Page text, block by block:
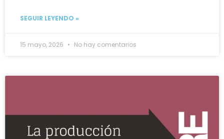
SEGUIR LEYENDO »
15 mayo, 2026 No hay comentarios